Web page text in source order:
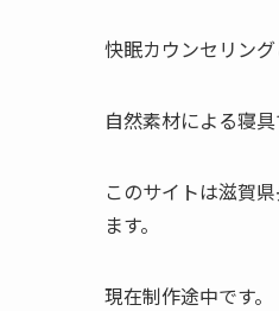
快眠カウンセリン
自然素材による寝
このサイトは滋賀
ます。
現在制作途中です